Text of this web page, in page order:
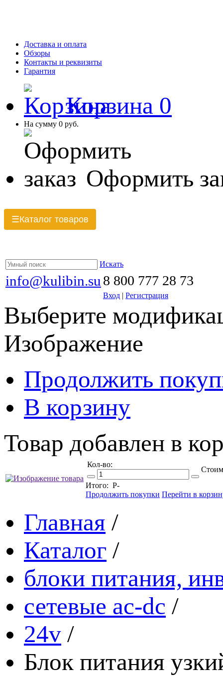
Доставка и оплата
Обзоры
Контакты и реквизиты
Гарантия
Корзина 0
На сумму 0 руб.
Оформить
☰Каталог товаров
Искать
info@kulibin.su 8 800 777 28 73
Вход | Регистрация
Выберите
Изображение
Продолжить
В корзину
Товар добавлен в
Кол-во:
Итого: Р-
Продолжить покупки Перейти в
Главная /
Каталог /
блоки питания,
сетевые ac-dc /
24v /
Блок питания